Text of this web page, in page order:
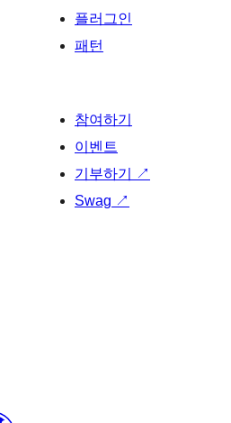
플러그인
패턴
참여하기
이벤트
기부하기
↗
Swag ↗